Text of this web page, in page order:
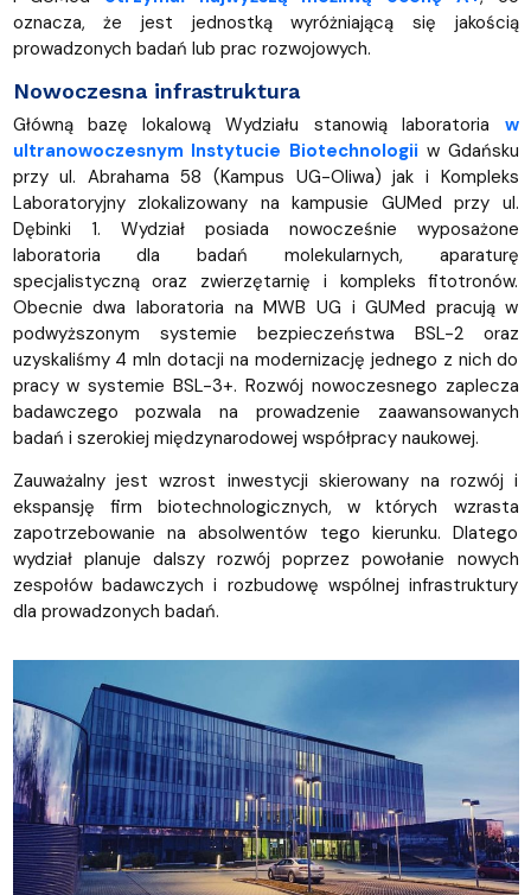
oznacza, że jest jednostką wyróżniającą się jakością
prowadzonych badań lub prac rozwojowych.
Nowoczesna infrastruktura
Główną bazę lokalową Wydziału stanowią laboratoria w
ultranowoczesnym Instytucie Biotechnologii w Gdańsku
przy ul. Abrahama 58 (Kampus UG-Oliwa) jak i Kompleks
Laboratoryjny zlokalizowany na kampusie GUMed przy ul.
Dębinki 1. Wydział posiada nowocześnie wyposażone
laboratoria dla badań molekularnych, aparaturę
specjalistyczną oraz zwierzętarnię i kompleks fitotronów.
Obecnie dwa laboratoria na MWB UG i GUMed pracują w
podwyższonym systemie bezpieczeństwa BSL-2 oraz
uzyskaliśmy 4 mln dotacji na modernizację jednego z nich do
pracy w systemie BSL-3+. Rozwój nowoczesnego zaplecza
badawczego pozwala na prowadzenie zaawansowanych
badań i szerokiej międzynarodowej współpracy naukowej.
Zauważalny jest wzrost inwestycji skierowany na rozwój i
ekspansję firm biotechnologicznych, w których wzrasta
zapotrzebowanie na absolwentów tego kierunku. Dlatego
wydział planuje dalszy rozwój poprzez powołanie nowych
zespołów badawczych i rozbudowę wspólnej infrastruktury
dla prowadzonych badań.